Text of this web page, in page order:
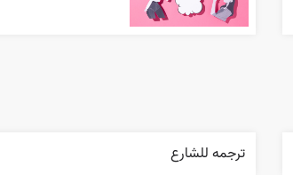
ترجمه للشارع